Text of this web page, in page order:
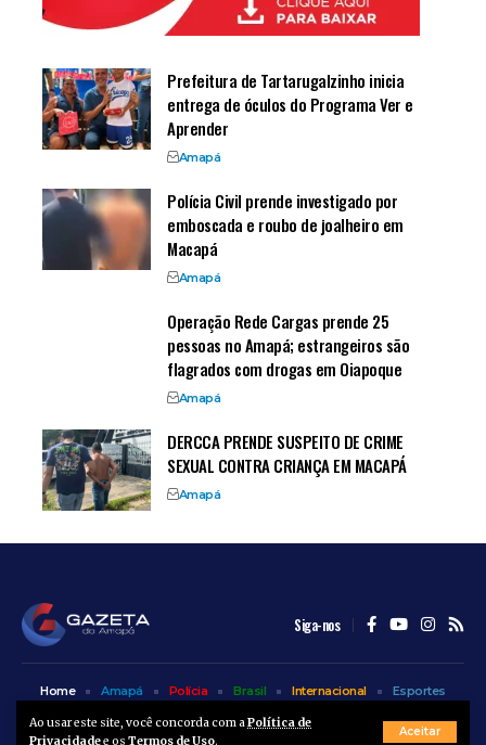
Ao usar este site, você concorda com aPolítica de
Privacidadee os Termos de Uso.
Aceitar
Prefeitura de Tartarugalzinho inicia
entrega de óculos do Programa Ver e
Aprender
Amapá
Polícia Civil prende investigado por
emboscada e roubo de joalheiro em
Macapá
Amapá
Operação Rede Cargas prende 25
pessoas no Amapá; estrangeiros são
flagrados com drogas em Oiapoque
Amapá
DERCCA PRENDE SUSPEITO DE CRIME
SEXUAL CONTRA CRIANÇA EM MACAPÁ
Amapá
Siga-nos
Home Amapá Polícia Brasil Internacional
Esportes
Bem Estar
Entretenimento